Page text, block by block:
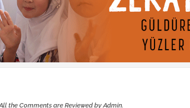
the Comments are Reviewed by Admin.